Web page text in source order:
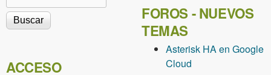
ACCESO
FOROS - NUEVOS
TEMAS
Asterisk HA en Google
Cloud